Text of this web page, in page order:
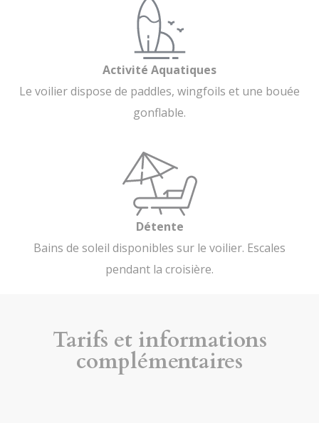
Activité Aquatiques
Le voilier dispose de paddles, wingfoils et une bouée
gonflable.
Détente
Bains de soleil disponibles sur le voilier. Escales
pendant la croisière.
Tarifs et informations
complémentaires